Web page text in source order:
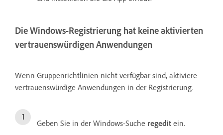
Die Windows-Registrierung hat keine aktivierten
vertrauenswürdigen Anwendungen
Wenn Gruppenrichtlinien nicht verfügbar sind, aktiviere
vertrauenswürdige Anwendungen in der Registrierung.
Geben Sie in der Windows-Suche regedit ein.